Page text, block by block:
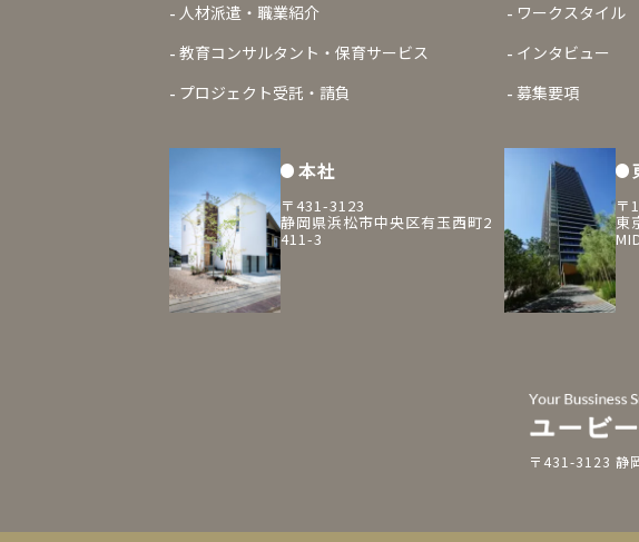
人材派遣・職業紹介
教育コンサルタント・保育サービス
プロジェクト受託・請負
ワークスタイル
インタビュー
募集要項
本社
〒431-3123
静岡県浜松市中央区有玉西町2
411-3
〒
東
〒431-3123 静